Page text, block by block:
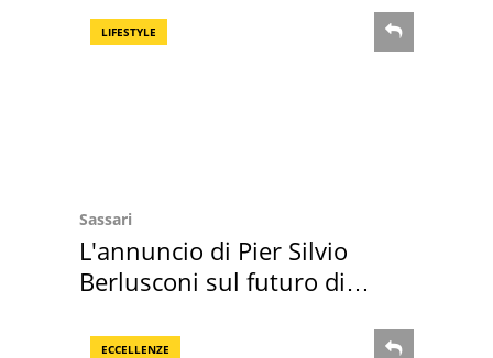
LIFESTYLE
Sassari
L'annuncio di Pier Silvio
Berlusconi sul futuro di
ECCELLENZE